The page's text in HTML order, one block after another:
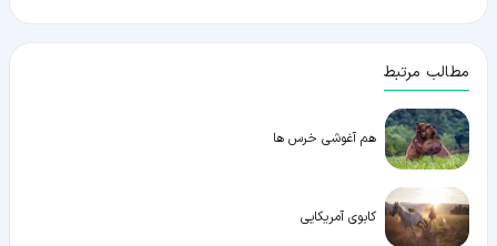
مطالب مرتبط
هم آغوشی خرس ها
کابوی آمریکایی